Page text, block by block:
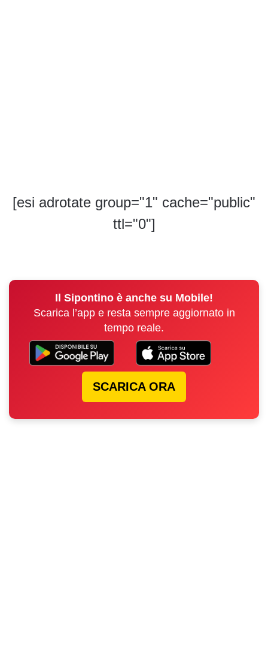
[esi adrotate group="1" cache="public"
ttl="0"]
Il Sipontino è anche su Mobile!
Scarica l’app e resta sempre aggiornato in
tempo reale.
SCARICA ORA